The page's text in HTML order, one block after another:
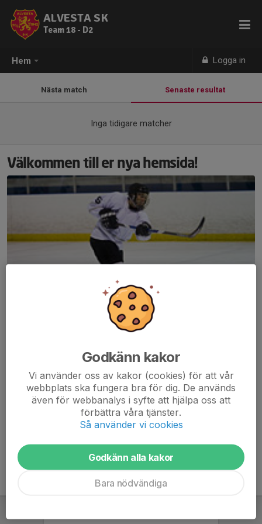
Hem Logga in
ALVESTA SK
Team 18 - D2
Nästa match Senaste resultat
Inga tidigare matcher
Välkommen till er nya hemsida!
Här hamnar automatiskt de senaste nyheterna på hemsidan. För
att kunna börja administrera hemsidan loggar du in högst upp till
höger.
Godkänn kakor
Vi använder oss av kakor (cookies) för att vår
webbplats ska fungera bra för dig. De används
även för webbanalys i syfte att hjälpa oss att
förbättra våra tjänster.
Så använder vi cookies
Godkänn alla kakor
Bara nödvändiga